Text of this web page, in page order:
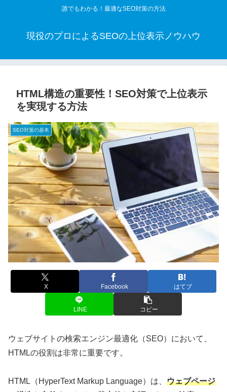
誰でもわかる！最適なSEO対策の方法
現役のプロによるSEOの上位表示ノウハウ
HTML構造の重要性！SEO対策で上位表示
を実現する方法
SEO対策の基本
X Facebook はてブ
LINE コピー
ウェブサイトの検索エンジン最適化（SEO）において、
HTMLの役割は非常に重要です。
HTML（HyperText Markup Language）は、 ウェブページ